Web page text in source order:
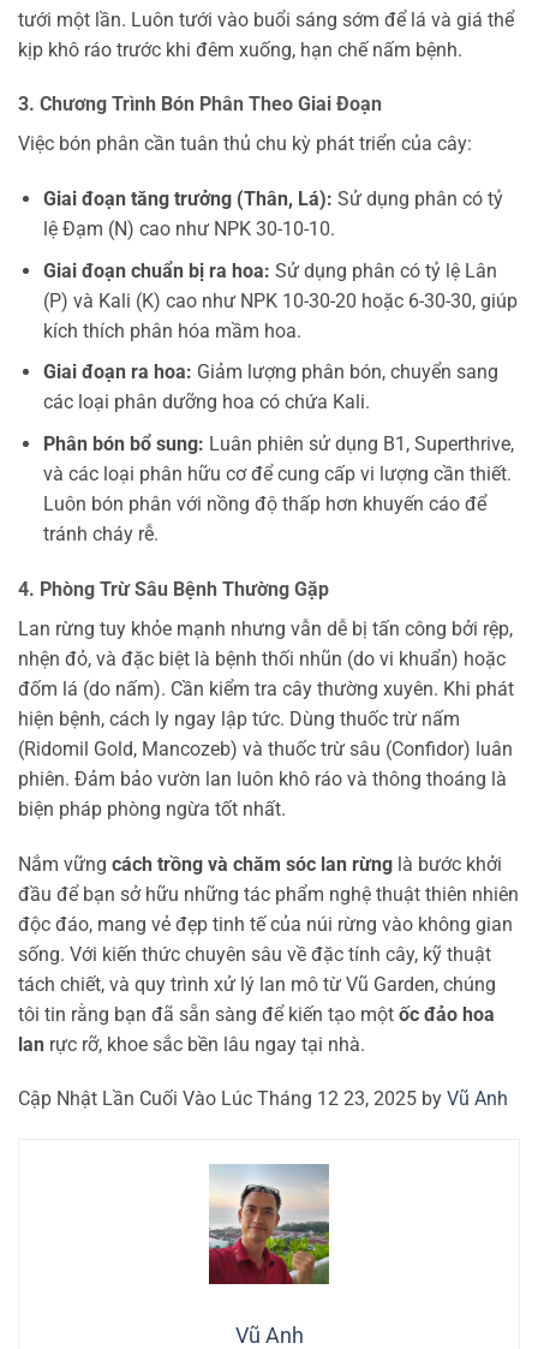
tưới một lần. Luôn tưới vào buổi sáng sớm để lá và giá thể
kịp khô ráo trước khi đêm xuống, hạn chế nấm bệnh.
3. Chương Trình Bón Phân Theo Giai Đoạn
Việc bón phân cần tuân thủ chu kỳ phát triển của cây:
Giai đoạn tăng trưởng (Thân, Lá): Sử dụng phân có tỷ
lệ Đạm (N) cao như NPK 30-10-10.
Giai đoạn chuẩn bị ra hoa: Sử dụng phân có tỷ lệ Lân
(P) và Kali (K) cao như NPK 10-30-20 hoặc 6-30-30, giúp
kích thích phân hóa mầm hoa.
Giai đoạn ra hoa: Giảm lượng phân bón, chuyển sang
các loại phân dưỡng hoa có chứa Kali.
Phân bón bổ sung: Luân phiên sử dụng B1, Superthrive,
và các loại phân hữu cơ để cung cấp vi lượng cần thiết.
Luôn bón phân với nồng độ thấp hơn khuyến cáo để
tránh cháy rễ.
4. Phòng Trừ Sâu Bệnh Thường Gặp
Lan rừng tuy khỏe mạnh nhưng vẫn dễ bị tấn công bởi rệp,
nhện đỏ, và đặc biệt là bệnh thối nhũn (do vi khuẩn) hoặc
đốm lá (do nấm). Cần kiểm tra cây thường xuyên. Khi phát
hiện bệnh, cách ly ngay lập tức. Dùng thuốc trừ nấm
(Ridomil Gold, Mancozeb) và thuốc trừ sâu (Confidor) luân
phiên. Đảm bảo vườn lan luôn khô ráo và thông thoáng là
biện pháp phòng ngừa tốt nhất.
Nắm vững cách trồng và chăm sóc lan rừng là bước khởi
đầu để bạn sở hữu những tác phẩm nghệ thuật thiên nhiên
độc đáo, mang vẻ đẹp tinh tế của núi rừng vào không gian
sống. Với kiến thức chuyên sâu về đặc tính cây, kỹ thuật
tách chiết, và quy trình xử lý lan mô từ Vũ Garden, chúng
tôi tin rằng bạn đã sẵn sàng để kiến tạo một ốc đảo hoa
lan rực rỡ, khoe sắc bền lâu ngay tại nhà.
Cập Nhật Lần Cuối Vào Lúc Tháng 12 23, 2025 by Vũ Anh
Vũ Anh